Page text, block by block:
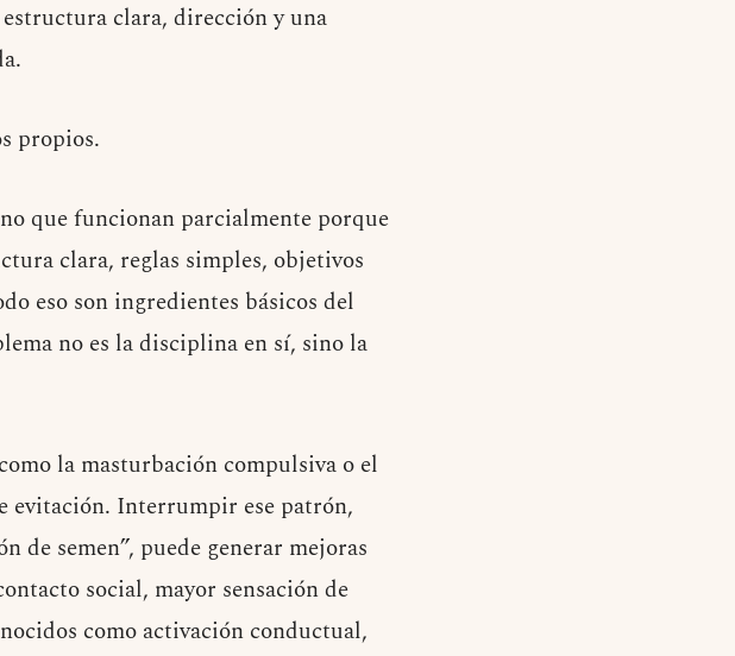
clara, dirección y una
propios.
que funcionan parcialmente porque
clara, reglas simples, objetivos
eso son ingredientes básicos del
no es la disciplina en sí, sino la
la masturbación compulsiva o el
evitación. Interrumpir ese patrón,
de semen”, puede generar mejoras
social, mayor sensación de
como activación conductual,